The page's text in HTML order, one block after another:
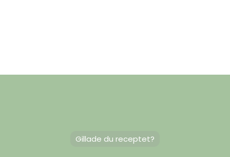
Gillade du receptet?